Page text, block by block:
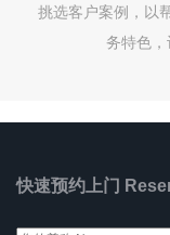
挑选客户案例，以
务特色，
快速预约上门